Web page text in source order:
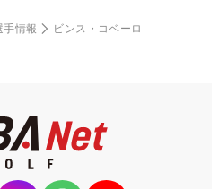
手情報 ビンス・コベーロ